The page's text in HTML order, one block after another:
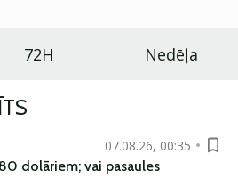
72H Nedēļa
07.08.26, 00:35
dolāriem; vai pasaules